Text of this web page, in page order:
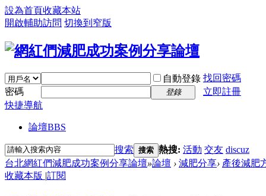
設為首頁收藏本站
開啟輔助訪問 切換到窄版
自動登錄 找回密碼
密碼
登錄
立即註冊
快捷導航
論壇BBS
搜索 搜索 熱搜: 活動 交友 discuz
台北網紅們減肥成功案例分享論壇»論壇 › 減肥分享› 產後減肥
收藏本版 |訂閱